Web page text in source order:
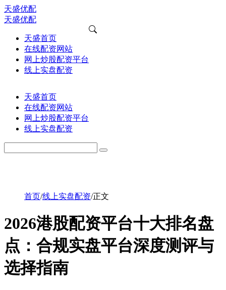
天盛优配
天盛优配
天盛首页
在线配资网站
网上炒股配资平台
线上实盘配资
天盛首页
在线配资网站
网上炒股配资平台
线上实盘配资
首页/线上实盘配资/正文
2026港股配资平台十大排名盘
点：合规实盘平台深度测评与
选择指南